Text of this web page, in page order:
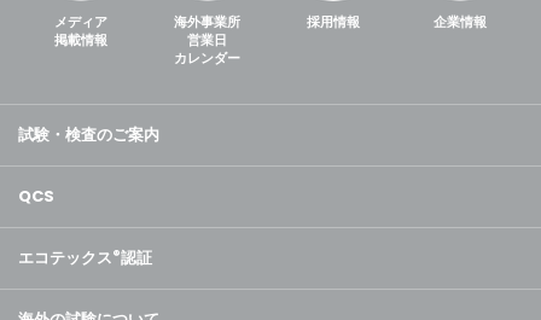
メディア
掲載情報
海外事業所
営業日
カレンダー
採用情報 企業情報
試験・検査のご案内
QCS
エコテックス®認証